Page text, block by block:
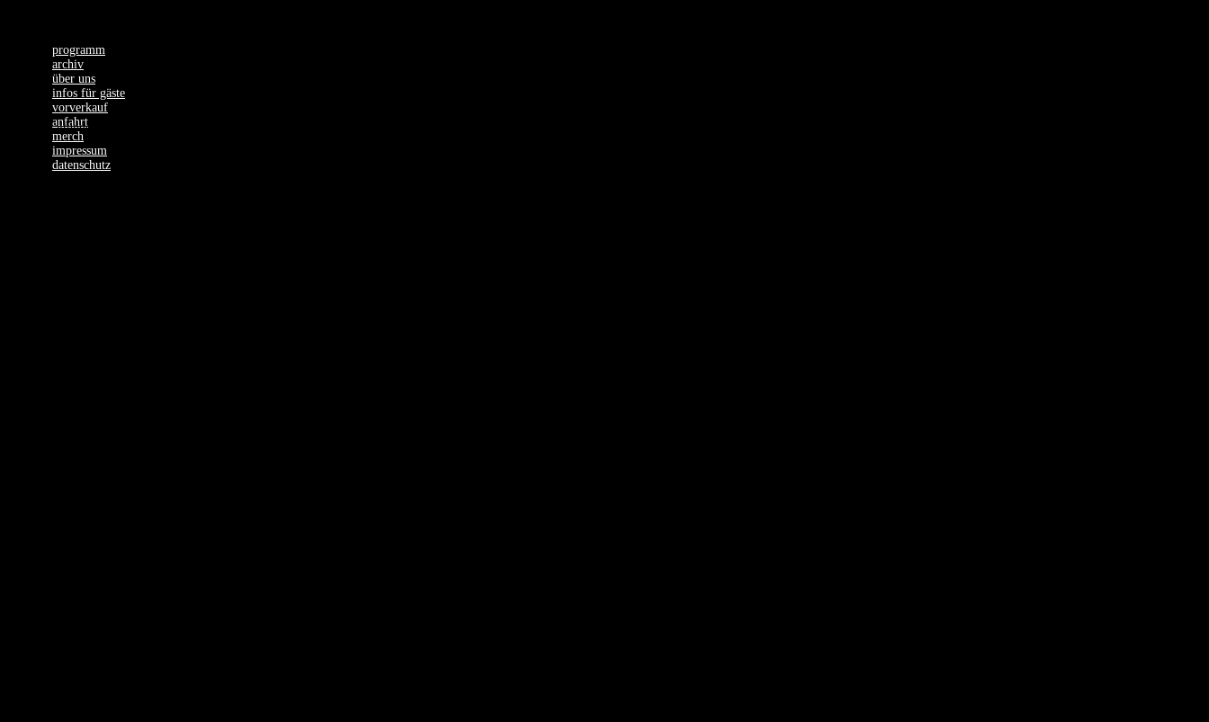
programm
archiv
über uns
infos für gäste
vorverkauf
anfahrt
merch
impressum
datenschutz
2 Veranstaltungen found.